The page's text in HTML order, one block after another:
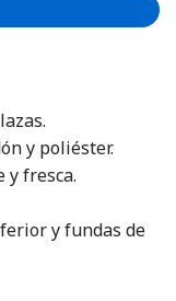
y poliéster.
y fresca.
y fundas de